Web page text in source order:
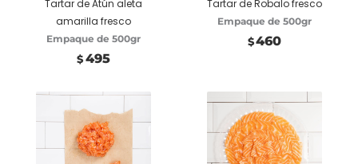
Tartar de Atún aleta
amarilla fresco
Empaque de 500gr
$ 495
Tartar de Robalo fresco
Empaque de 500gr
$460